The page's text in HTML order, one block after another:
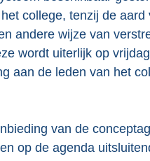
college, tenzij de aard
andere wijze van
wordt uiterlijk op
aan de leden van het
van de
op de agenda